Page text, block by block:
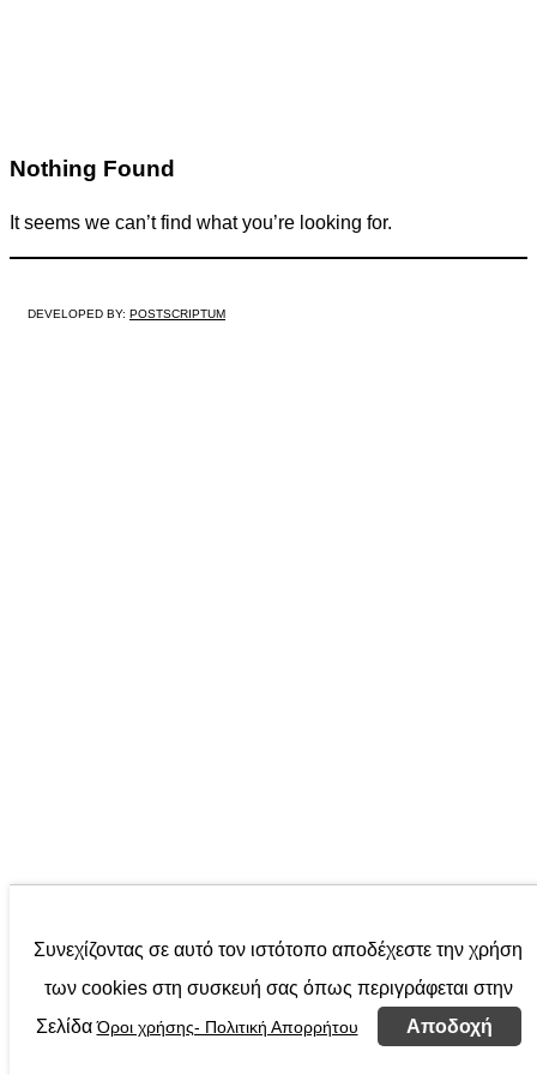
Nothing Found
It seems we can’t find what you’re looking for.
DEVELOPED BY: POSTSCRIPTUM
Συνεχίζοντας σε αυτό τον ιστότοπο αποδέχεστε την χρήση
των cookies στη συσκευή σας όπως περιγράφεται στην
ΣελίδαΌροι χρήσης- Πολιτική Απορρήτου Αποδοχή